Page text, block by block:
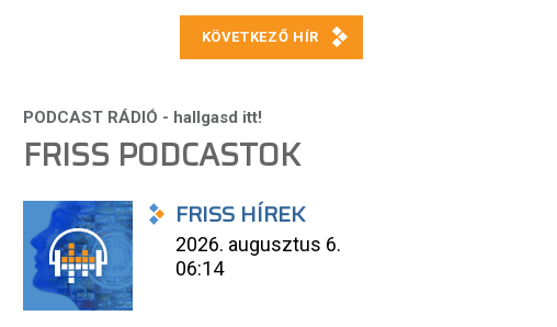
FRISS PODCASTOK
FRISS HÍREK
2026. augusztus 6.
06:14